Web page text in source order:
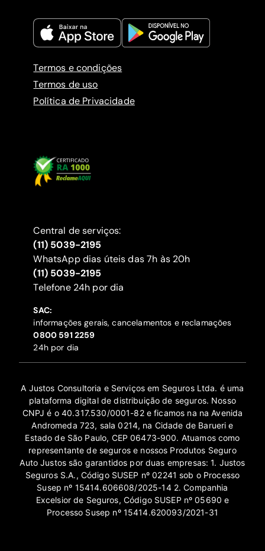
Termos e condições
Termos de uso
Política de Privacidade
Central de serviços:
(11) 5039-2195
WhatsApp dias úteis das 7h às 20h
(11) 5039-2195
‍Telefone 24h por dia
SAC:
informações gerais, cancelamentos e reclamações
‍0800 591 2259
24h por dia
A Justos Consultoria e Serviços em Seguros Ltda. é uma
plataforma digital de distribuição de seguros. Nosso
CNPJ é o 40.317.530/0001-82 e ficamos na na Avenida
Andromeda 723, sala 0214, na Cidade de Barueri e
Estado de São Paulo, CEP 06473-900. Atuamos como
representante de seguros e nossos Produtos Seguro
Auto Justos são garantidos por duas empresas: 1. Justos
Seguros S.A., Código SUSEP nº 02241 sob o Processo
Susep nº 15414.606608/2025-14 2. Companhia
Excelsior de Seguros, Código SUSEP nº 05690 e
Processo Susep nº 15414.620093/2021-31